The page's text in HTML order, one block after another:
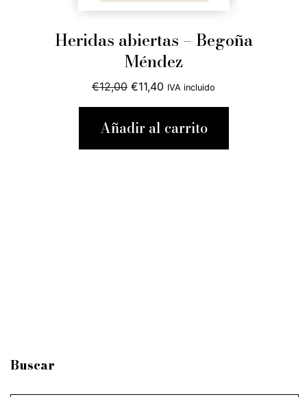
Heridas abiertas – Begoña
Méndez
€12,00 El
precio
original
€11,40 El
precio
actual
IVA incluido
Añadir al carrito
Buscar